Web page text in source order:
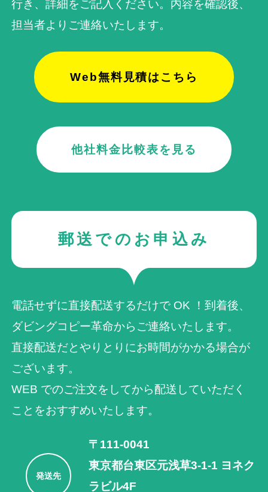
行き、詳細をご記入ください。内容を確認後、
担当者よりご連絡いたします。
Web無料見積はこちら
他社料金比較表を見る
郵送でのお申込み
電話せずに直接配送するだけで OK ！到着後、
ダビングコピー革命からご連絡いたします。
直接配送だとやりとりにお時間がかかる場合が
ございます。
WEB でのご注⽂をしてから配送していただく
ことをおすすめいたします。
発送先
〒111-0041
東京都台東区元浅草3-1-1 ヨネク
ラビル4F